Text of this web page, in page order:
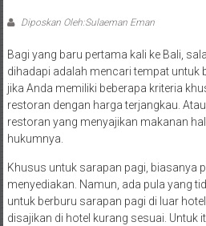
Diposkan Oleh:Sulaeman Eman
Bagi yang baru pertama kali ke Bali,
dihadapi adalah mencari tempat untuk
jika Anda memiliki beberapa kriteria
restoran dengan harga terjangkau.
restoran yang menyajikan makanan
hukumnya.
Khusus untuk sarapan pagi, biasanya
menyediakan. Namun, ada pula yang
untuk berburu sarapan pagi di luar
disajikan di hotel kurang sesuai. Untuk